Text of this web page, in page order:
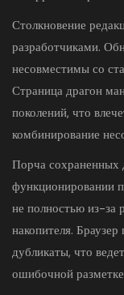
Столкновение
разработчиками.
несовместимы со
Страница драгон
поколений, что
комбинирование
Порча сохраненных
функционировании
не полностью из-за
накопителя.
дубликаты, что
ошибочной